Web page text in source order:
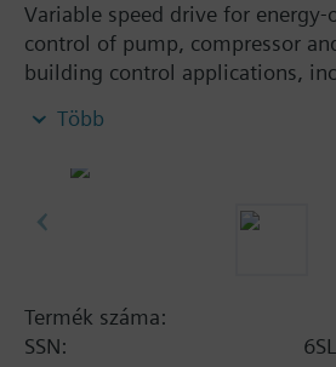
Variable speed drive for
control of pump, compressor
building control applications,
with screening plate without
További információ
Több
Termék száma:
SSN: